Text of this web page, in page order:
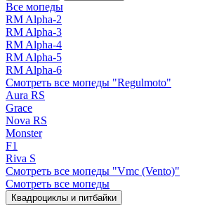
Все мопеды
RM Alpha-2
RM Alpha-3
RM Alpha-4
RM Alpha-5
RM Alpha-6
Смотреть все мопеды "Regulmoto"
Aura RS
Grace
Nova RS
Monster
F1
Riva S
Смотреть все мопеды "Vmc (Vento)"
Смотреть все мопеды
Квадроциклы и питбайки